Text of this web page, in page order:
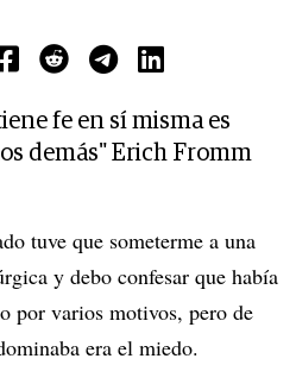
fe en sí misma es
demás" Erich Fromm
tuve que someterme a una
y debo confesar que había
por varios motivos, pero de
era el miedo.